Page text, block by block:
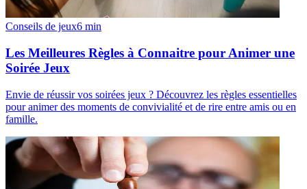
Conseils de jeux6 min
Les Meilleures Règles à Connaitre pour Animer une
Soirée Jeux
Envie de réussir vos soirées jeux ? Découvrez les règles essentielles
pour animer des moments de convivialité et de rire entre amis ou en
famille.